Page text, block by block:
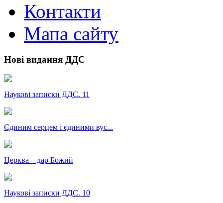
Контакти
Мапа сайту
Нові видання ДДС
Наукові записки ДДС. 11
Єдиним серцем і єдиними вус...
Церква – дар Божий
Наукові записки ДДС. 10